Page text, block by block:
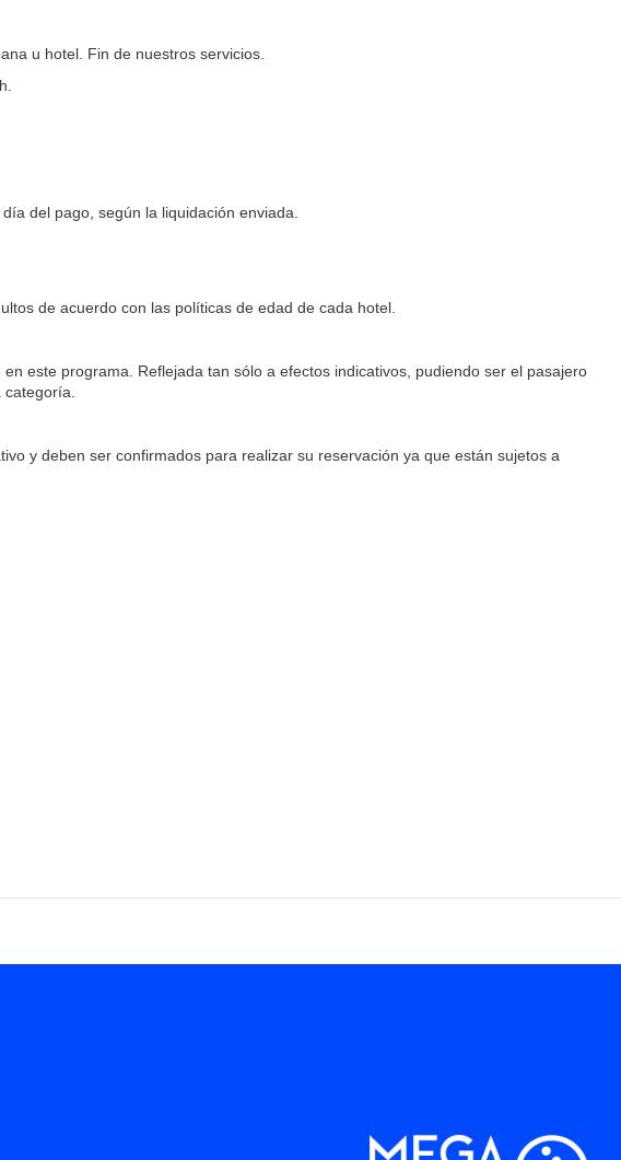
u hotel. Fin de nuestros servicios.
del pago, según la liquidación enviada.
de acuerdo con las políticas de edad de cada hotel.
este programa. Reflejada tan sólo a efectos indicativos, pudiendo ser el pasajero
y deben ser confirmados para realizar su reservación ya que están sujetos a